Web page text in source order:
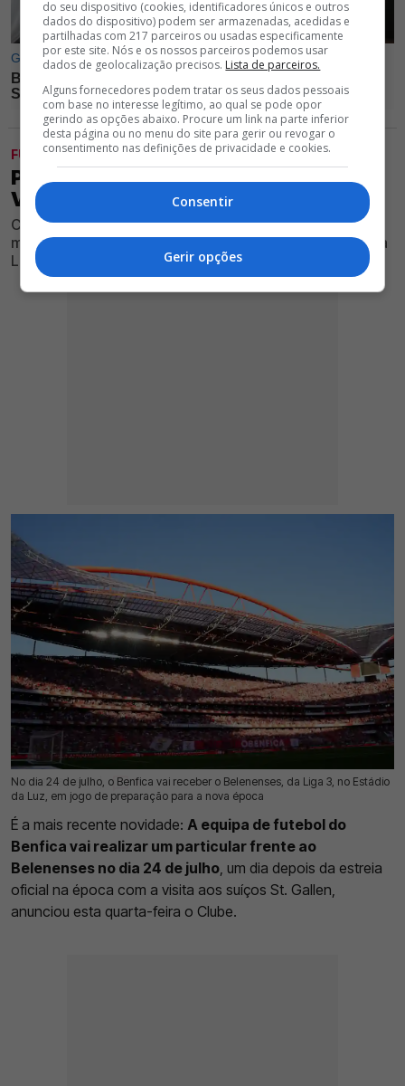
FUTEBOL
PARA MARCAR NA AGENDA! BENFICA
VAI JOGAR DÉRBI NA PRÉ-ÉPOCA
Clube vermelho e branco anunciou através dos seus
meios oficiais um jogo amigável com rival no Estádio da
Luz, dia 24 de julho
No dia 24 de julho, o Benfica vai receber o Belenenses, da Liga 3, no Estádio
da Luz, em jogo de preparação para a nova época
16 Jul 2026 | 13:35 | 0
É a mais recente novidade: A equipa de futebol do
Benfica vai realizar um particular frente ao
Belenenses no dia 24 de julho , um dia depois da estreia
oficial na época com a visita aos suíços St. Gallen,
anunciou esta quarta-feira o Clube.
do seu dispositivo (cookies, identificadores únicos e outros
dados do dispositivo) podem ser armazenadas, acedidas e
partilhadas com 217 parceiros ou usadas especificamente
por este site. Nós e os nossos parceiros podemos usar
dados de geolocalização precisos. Lista de parceiros.
Alguns fornecedores podem tratar os seus dados pessoais
com base no interesse legítimo, ao qual se pode opor
gerindo as opções abaixo. Procure um link na parte inferior
desta página ou no menu do site para gerir ou revogar o
consentimento nas definições de privacidade e cookies.
Consentir
Gerir opções